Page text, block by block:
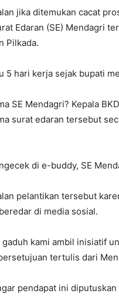
jika ditemukan cacat
Edaran (SE) Mendagri
Pilkada.
5 hari kerja sejak bupati
SE Mendagri? Kepala
surat edaran tersebut
di e-buddy, SE
pelantikan tersebut
di media sosial.
gaduh kami ambil inisiatif
tertulis dari
pendapat ini